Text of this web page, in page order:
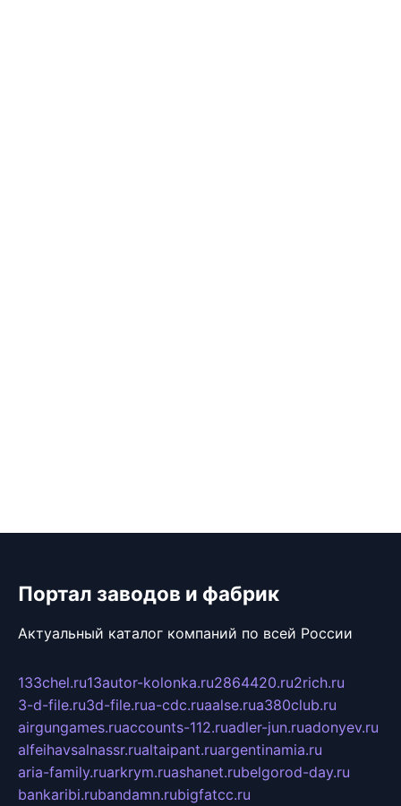
Портал заводов и фабрик
Актуальный каталог компаний по всей России
133chel.ru13autor-kolonka.ru2864420.ru2rich.ru
3-d-file.ru3d-file.rua-cdc.ruaalse.rua380club.ru
airgungames.ruaccounts-112.ruadler-jun.ruadonyev.ru
alfeihavsalnassr.rualtaipant.ruargentinamia.ru
aria-family.ruarkrym.ruashanet.rubelgorod-day.ru
bankaribi.rubandamn.rubigfatcc.ru